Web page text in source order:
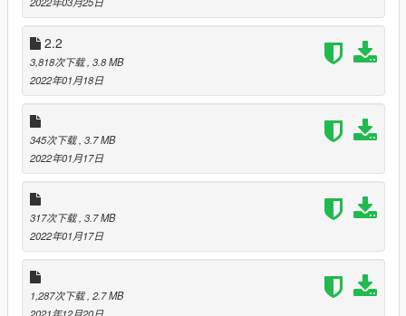
Now go to gta5/mods/update/update.rpf/common/data
and edit the dlclist.xml and paste this
dlcpacks:/beyondbatmobile/
Use a trainer that allows you to spawn addon vehicles.
Model from Injustice Mobile and posted by KittyInHiding on
Deviantart
2.2
3,818次下载, 3.8 MB
2022年01月18日
345次下载, 3.7 MB
2022年01月17日
317次下载, 3.7 MB
2022年01月17日
1,287次下载, 2.7 MB